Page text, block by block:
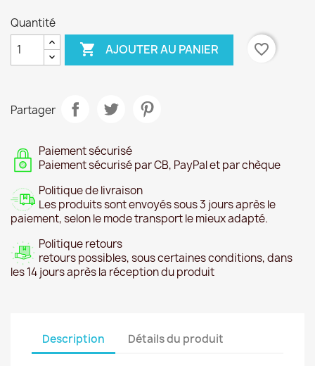
Quantité
 AJOUTER AU PANIER favorite_border
Partager
Paiement sécurisé
Paiement sécurisé par CB, PayPal et par chèque
Politique de livraison
Les produits sont envoyés sous 3 jours après le
paiement, selon le mode transport le mieux adapté.
Politique retours
retours possibles, sous certaines conditions, dans
les 14 jours après la réception du produit
Description Détails du produit